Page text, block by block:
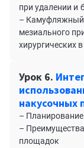
при удалении и
– Камуфляжный
мезиального
хирургических
Урок 6.
накусочных
–
–
площадок